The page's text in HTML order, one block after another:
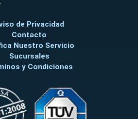
de Privacidad
Contacto
Nuestro Servicio
Sucursales
y Condiciones